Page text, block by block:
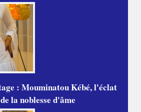
: Mouminatou Kébé, l'éclat
la noblesse d'âme